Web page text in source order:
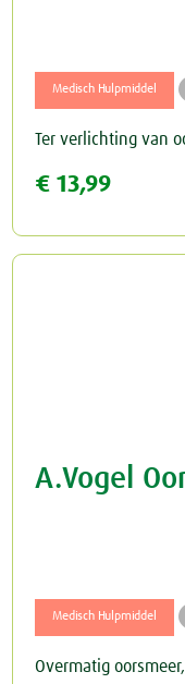
Medisch Hulpmiddel
Ter verlichting van
€ 13,99
A.Vogel
Medisch Hulpmiddel
Overmatig